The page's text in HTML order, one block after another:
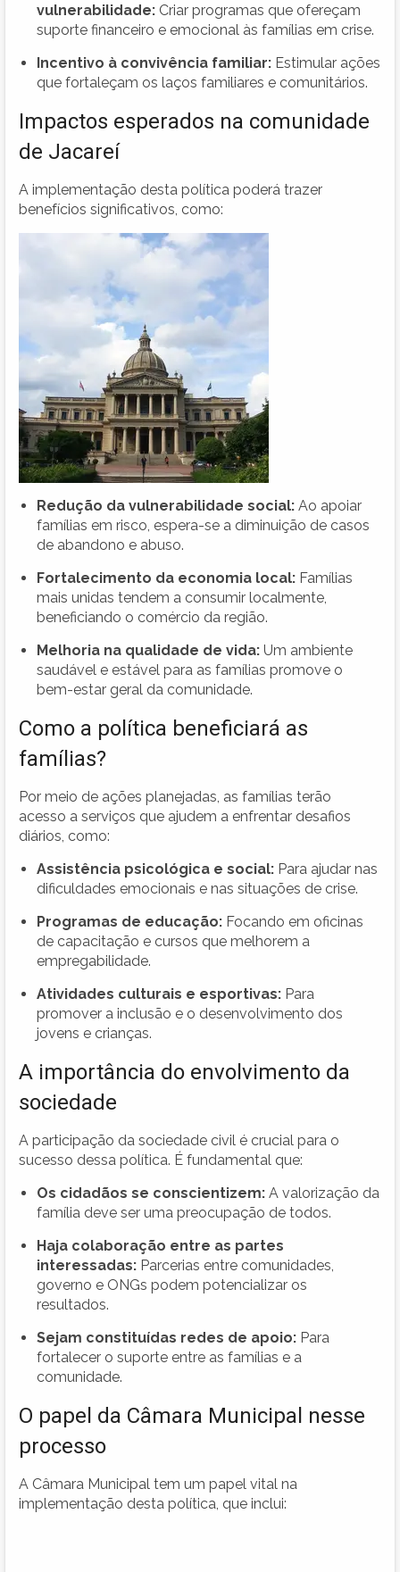
vulnerabilidade: Criar programas que ofereçam
suporte financeiro e emocional às famílias em crise.
Incentivo à convivência familiar: Estimular ações
que fortaleçam os laços familiares e comunitários.
Impactos esperados na comunidade
de Jacareí
A implementação desta política poderá trazer
benefícios significativos, como:
Redução da vulnerabilidade social: Ao apoiar
famílias em risco, espera-se a diminuição de casos
de abandono e abuso.
Fortalecimento da economia local: Famílias
mais unidas tendem a consumir localmente,
beneficiando o comércio da região.
Melhoria na qualidade de vida: Um ambiente
saudável e estável para as famílias promove o
bem-estar geral da comunidade.
Como a política beneficiará as
famílias?
Por meio de ações planejadas, as famílias terão
acesso a serviços que ajudem a enfrentar desafios
diários, como:
Assistência psicológica e social: Para ajudar nas
dificuldades emocionais e nas situações de crise.
Programas de educação: Focando em oficinas
de capacitação e cursos que melhorem a
empregabilidade.
Atividades culturais e esportivas: Para
promover a inclusão e o desenvolvimento dos
jovens e crianças.
A importância do envolvimento da
sociedade
A participação da sociedade civil é crucial para o
sucesso dessa política. É fundamental que:
Os cidadãos se conscientizem: A valorização da
família deve ser uma preocupação de todos.
Haja colaboração entre as partes
interessadas: Parcerias entre comunidades,
governo e ONGs podem potencializar os
resultados.
Sejam constituídas redes de apoio: Para
fortalecer o suporte entre as famílias e a
comunidade.
O papel da Câmara Municipal nesse
processo
A Câmara Municipal tem um papel vital na
implementação desta política, que inclui: